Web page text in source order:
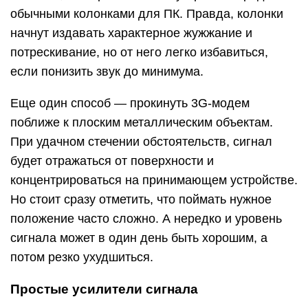
обычными колонками для ПК. Правда, колонки
начнут издавать характерное жужжание и
потрескивание, но от него легко избавиться,
если понизить звук до минимума.
Еще один способ — прокинуть 3G-модем
поближе к плоским металлическим объектам.
При удачном стечении обстоятельств, сигнал
будет отражаться от поверхности и
концентрироваться на принимающем устройстве.
Но стоит сразу отметить, что поймать нужное
положение часто сложно. А нередко и уровень
сигнала может в один день быть хорошим, а
потом резко ухудшиться.
Простые усилители сигнала